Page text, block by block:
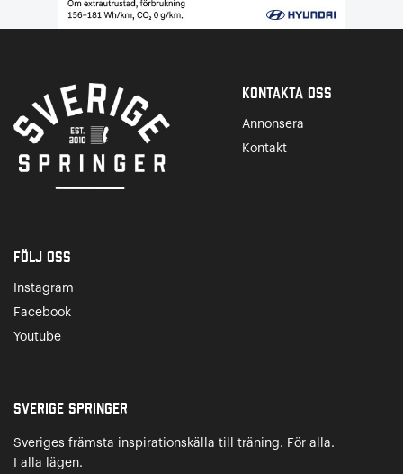
Kontakta Oss
Annonsera
Kontakt
Följ oss
Instagram
Facebook
Youtube
Sverige Springer
Sveriges främsta inspirationskälla till träning. För alla.
I alla lägen.